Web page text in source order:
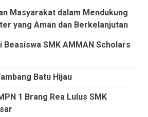
Masyarakat dalam Mendukung
yang Aman dan Berkelanjutan
Beasiswa SMK AMMAN Scholars
Batu Hijau
1 Brang Rea Lulus SMK